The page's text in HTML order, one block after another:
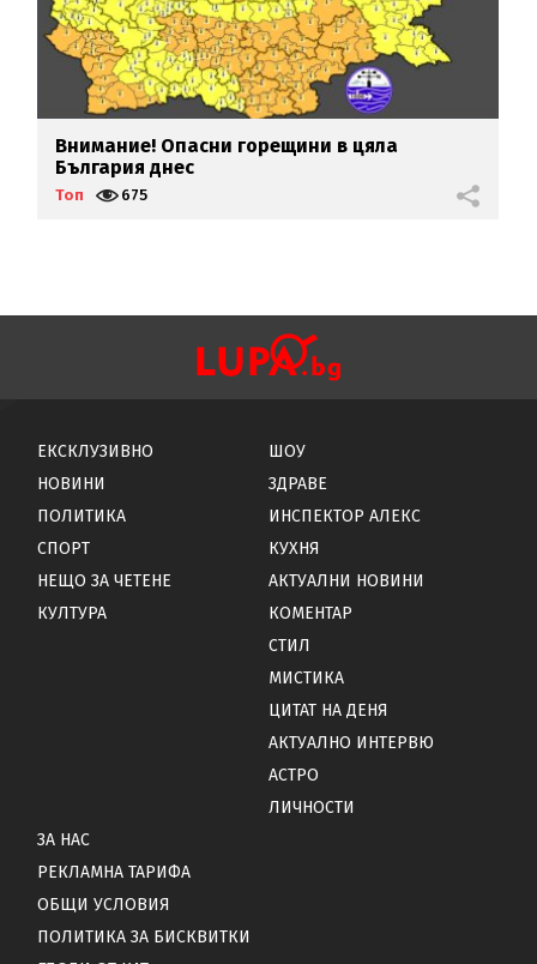
Внимание! Опасни горещини в цяла
България днес
Топ 675
ЕКСКЛУЗИВНО
НОВИНИ
ПОЛИТИКА
СПОРТ
НЕЩО ЗА ЧЕТЕНЕ
КУЛТУРА
ШОУ
ЗДРАВЕ
ИНСПЕКТОР АЛЕКС
КУХНЯ
АКТУАЛНИ НОВИНИ
КОМЕНТАР
СТИЛ
МИСТИКА
ЦИТАТ НА ДЕНЯ
АКТУАЛНО ИНТЕРВЮ
АСТРО
ЛИЧНОСТИ
ЗА НАС
РЕКЛАМНА ТАРИФА
ОБЩИ УСЛОВИЯ
ПОЛИТИКА ЗА БИСКВИТКИ